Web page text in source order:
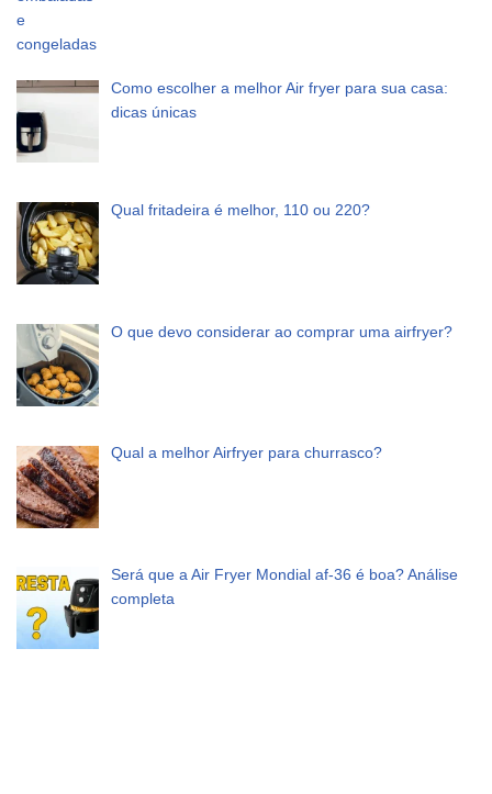
Como escolher a melhor Air fryer para sua casa:
dicas únicas
Qual fritadeira é melhor, 110 ou 220?
O que devo considerar ao comprar uma airfryer?
Qual a melhor Airfryer para churrasco?
Será que a Air Fryer Mondial af-36 é boa? Análise
completa